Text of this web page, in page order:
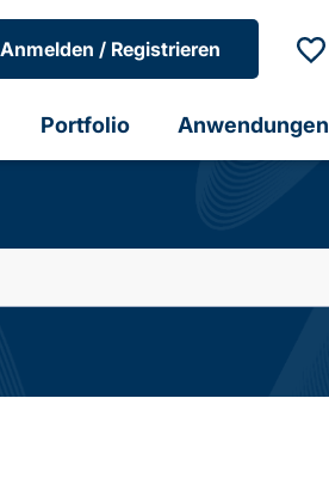
Anmelden / Registrieren
Portfolio Anwendungen